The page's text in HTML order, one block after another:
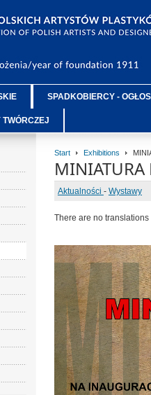
SPADKOBIERCY -
Start Exhibitions
Aktualności - Wystawy
There are no